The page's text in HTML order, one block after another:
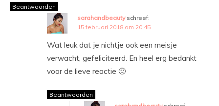
Beantwoorden
sarahandbeauty schreef:
15 februari 2018 om 20:45
Wat leuk dat je nichtje ook een meisje
verwacht, gefeliciteerd. En heel erg bedankt
voor de lieve reactie 🙂
Beantwoorden